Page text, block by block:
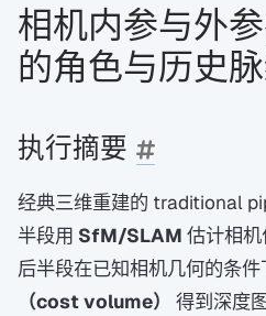
相机内参与外
的角色与历史
执行摘要
经典三维重建的 traditional
半段用 SfM/SLAM 估计相机
后半段在已知相机几何的条件
（cost volume）
得到深度